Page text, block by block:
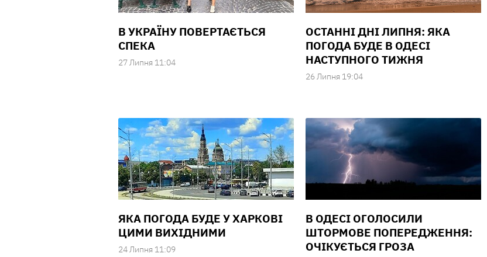
В УКРАЇНУ ПОВЕРТАЄТЬСЯ
СПЕКА
27 Липня 11:04
ОСТАННІ ДНІ ЛИПНЯ: ЯКА
ПОГОДА БУДЕ В ОДЕСІ
НАСТУПНОГО ТИЖНЯ
26 Липня 19:04
ЯКА ПОГОДА БУДЕ У ХАРКОВІ
ЦИМИ ВИХІДНИМИ
24 Липня 11:09
В ОДЕСІ ОГОЛОСИЛИ
ШТОРМОВЕ ПОПЕРЕДЖЕННЯ:
ОЧІКУЄТЬСЯ ГРОЗА